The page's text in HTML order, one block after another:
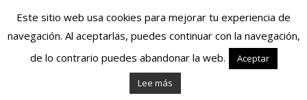
Españoles en
Este sitio web usa cookies para mejorar tu experiencia de
navegación. Al aceptarlas, puedes continuar con la navegación,
de lo contrario puedes abandonar la web.
Aceptar
Lee más